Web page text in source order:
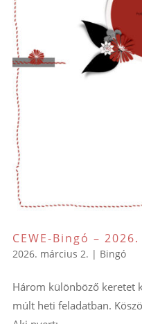
CEWE-Bingó –
2026. március 2. | Bingó
Három különböző keretet
múlt heti feladatban.